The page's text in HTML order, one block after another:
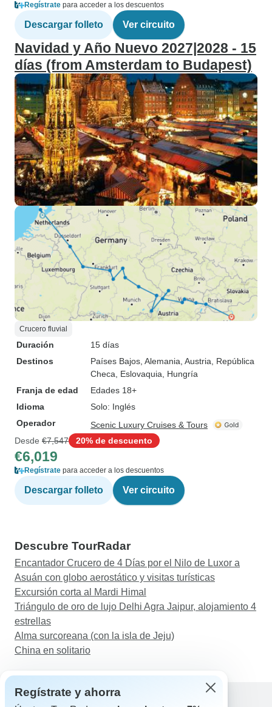
Regístrate para acceder a los descuentos
Descargar folleto Ver circuito
Navidad y Año Nuevo 2027|2028 - 15
días (from Amsterdam to Budapest)
Crucero fluvial
Duración
15 días
Destinos
Países Bajos , Alemania , Austria , República
Checa , Eslovaquia , Hungría
Franja de edad
Edades 18+
Idioma
Solo: Inglés
Operador
Scenic Luxury Cruises & Tours
Desde €7,547 20% de descuento
€6,019
Regístrate para acceder a los descuentos
Descargar folleto Ver circuito
Descubre TourRadar
Encantador Crucero de 4 Días por el Nilo de Luxor a
Asuán con globo aerostático y visitas turísticas
Excursión corta al Mardi Himal
Triángulo de oro de lujo Delhi Agra Jaipur, alojamiento 4
estrellas
Alma surcoreana (con la isla de Jeju)
China en solitario
Regístrate y ahorra